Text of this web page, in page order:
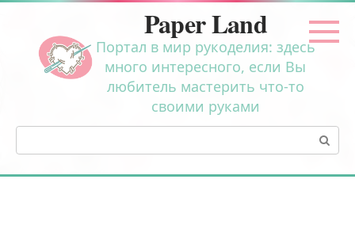
Перейти
контенту
Paper Land
Портал в мир рукоделия: здесь
много интересного, если Вы
любитель мастерить что-то
своими руками
Поиск: